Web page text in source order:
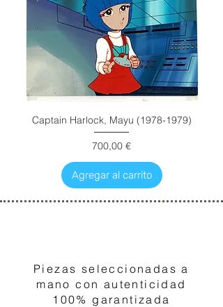
Captain Harlock, Mayu (1978-1979)
Precio
700,00 €
Agregar al carrito
Piezas seleccionadas a
mano con autenticidad
100% garantizada